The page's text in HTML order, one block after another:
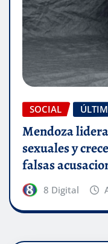
SOCIAL
Mendoza
sexuales y
falsas
8 Digital